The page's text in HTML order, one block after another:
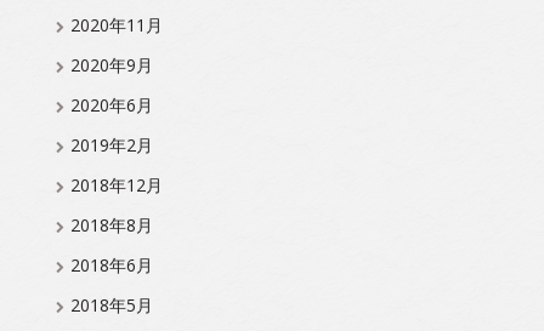
2020年11月
2020年9月
2020年6月
2019年2月
2018年12月
2018年8月
2018年6月
2018年5月